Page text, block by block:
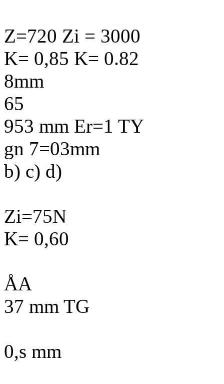
Z=720 Zi = 3000
K= 0,85 K= 0.82
8mm
65
953 mm Er=1 TY
gn 7=03mm
b) c) d)
Zi=75N
K= 0,60
ÅA
37 mm TG
0,s mm